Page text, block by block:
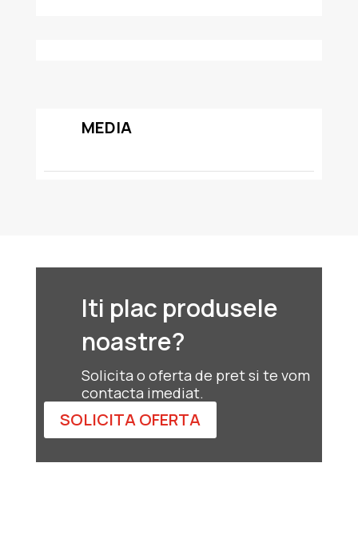
MEDIA
Iti plac produsele
noastre?
Solicita o oferta de pret si te vom
contacta imediat.
SOLICITA OFERTA